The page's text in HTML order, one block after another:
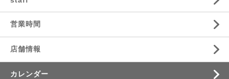
営業時間
店舗情報
カレンダー